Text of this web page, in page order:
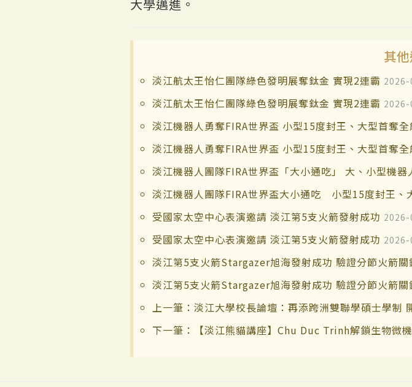
大學邁進。
其
淡江航太王怡仁團隊綠色發明展奪鈦金 實現2連霸
淡江航太王怡仁團隊綠色發明展奪鈦金 實現2連霸
淡江機器人勇奪FIRA世界盃 小型15度封王、大型首奪全
淡江機器人勇奪FIRA世界盃 小型15度封王、大型首奪全
淡江機器人團隊FIRA世界盃「大小通吃」 大、小型機器
淡江機器人團隊FIRA世界盃大小通吃 小型15度封王、
受國家太空中心表演邀請 淡江第5支火箭發射成功
受國家太空中心表演邀請 淡江第5支火箭發射成功
淡江第5支火箭Stargazer旭海發射成功 驗證分節火箭關
淡江第5支火箭Stargazer旭海發射成功 驗證分節火箭關
上一筆：淡江大學校長論壇：再添跨洲雙聯學碩士學制
下一筆：【淡江熊貓講座】Chu Duc Trinh解鎖生物微